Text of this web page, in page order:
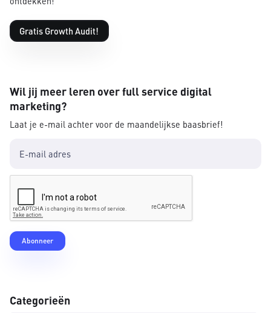
Gratis Growth Audit!
Wil jij meer leren over full service digital
marketing?
Laat je e-mail achter voor de maandelijkse baasbrief!
Categorieën